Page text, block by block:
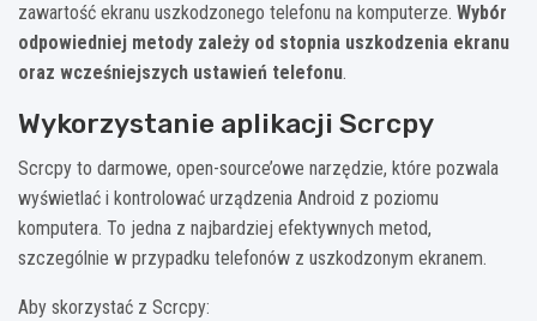
zawartość ekranu uszkodzonego telefonu na komputerze. Wybór
odpowiedniej metody zależy od stopnia uszkodzenia ekranu
oraz wcześniejszych ustawień telefonu.
Wykorzystanie aplikacji Scrcpy
Scrcpy to darmowe, open-source’owe narzędzie, które pozwala
wyświetlać i kontrolować urządzenia Android z poziomu
komputera. To jedna z najbardziej efektywnych metod,
szczególnie w przypadku telefonów z uszkodzonym ekranem.
Aby skorzystać z Scrcpy: